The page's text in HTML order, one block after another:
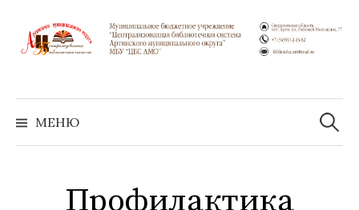
содержимому
МЕНЮ
Найти:
Профилактика